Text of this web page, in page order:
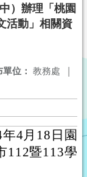
）辦理「桃園
活動」相關資
位： 教務處 |
4月18日園
112暨113學